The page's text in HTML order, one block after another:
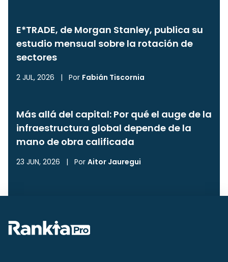
E*TRADE, de Morgan Stanley, publica su
estudio mensual sobre la rotación de
sectores
2 JUL, 2026 | Por Fabián Tiscornia
Más allá del capital: Por qué el auge de la
infraestructura global depende de la
mano de obra calificada
23 JUN, 2026 | Por Aitor Jauregui